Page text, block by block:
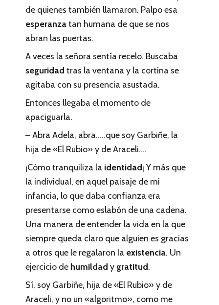
de quienes también llamaron. Palpo esa
esperanzatan humana de que se nos
abran las puertas.
A veces la señora sentía recelo. Buscaba
seguridad tras la ventana y la cortina se
agitaba con su presencia asustada.
Entonces llegaba el momento de
apaciguarla.
– Abra Adela, abra…..que soy Garbiñe, la
hija de «El Rubio» y de Araceli….
¡Cómo tranquiliza la identidad¡ Y más que
la individual, en aquel paisaje de mi
infancia, lo que daba confianza era
presentarse como eslabón de una cadena.
Una manera de entender la vida en la que
siempre queda claro que alguien es gracias
a otros que le regalaron la existencia. Un
ejercicio de humildad y gratitud.
Sí, soy Garbiñe, hija de «El Rubio» y de
Araceli, y no un «algoritmo», como me